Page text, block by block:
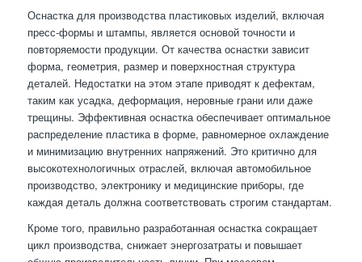
Оснастка для производства пластиковых изделий, включая
пресс-формы и штампы, является основой точности и
повторяемости продукции. От качества оснастки зависит
форма, геометрия, размер и поверхностная структура
деталей. Недостатки на этом этапе приводят к дефектам,
таким как усадка, деформация, неровные грани или даже
трещины. Эффективная оснастка обеспечивает оптимальное
распределение пластика в форме, равномерное охлаждение
и минимизацию внутренних напряжений. Это критично для
высокотехнологичных отраслей, включая автомобильное
производство, электронику и медицинские приборы, где
каждая деталь должна соответствовать строгим стандартам.
Кроме того, правильно разработанная оснастка сокращает
цикл производства, снижает энергозатраты и повышает